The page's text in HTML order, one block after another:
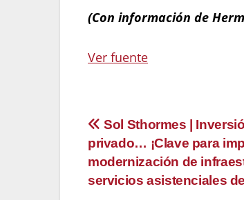
(Con información de
Navegación
entradas
Ver fuente
Navegación
de
entradas
Sol Sthormes |
privado… ¡Clave para
modernización de
servicios asistenciales